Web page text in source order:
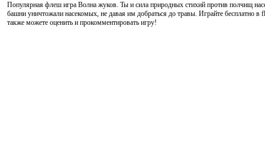
Популярная флеш игра Волна жуков. Ты и сила природных стихий против полчищ
башни уничтожали насекомых, не давая им добраться до травы. Играйте бесплатно
также можете оценить и прокомментировать игру!